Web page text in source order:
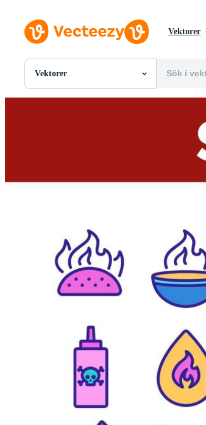
Vektorer
Vektorer
Alla Bilder